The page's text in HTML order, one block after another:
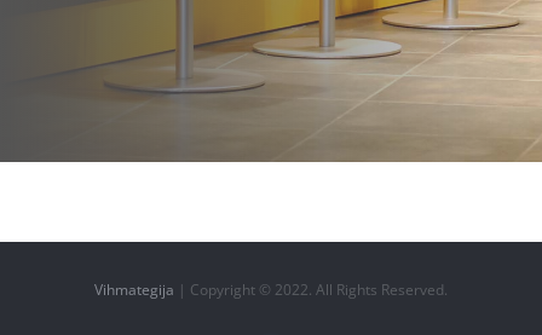
Vihmategija | Copyright © 2022. All Rights Reserved.